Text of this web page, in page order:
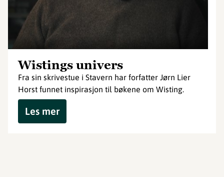
Wistings univers
Fra sin skrivestue i Stavern har forfatter Jørn Lier
Horst funnet inspirasjon til bøkene om Wisting.
Les mer